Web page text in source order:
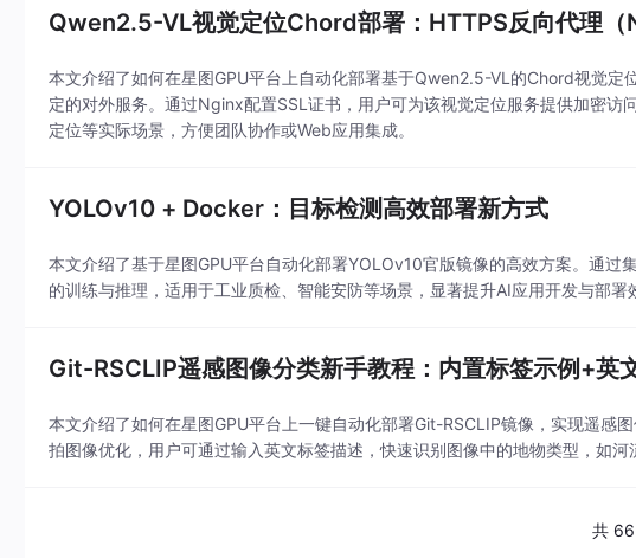
Qwen2.5-VL视觉定位Chord部署：HTTPS反向代理（
本文介绍了如何在星图GPU平台上自动化部署基于Qwen2.5-VL的Chord视觉定
定的对外服务。通过Nginx配置SSL证书，用户可为该视觉定位服务提供加密访
定位等实际场景，方便团队协作或Web应用集成。
YOLOv10 + Docker：目标检测高效部署新方式
本文介绍了基于星图GPU平台自动化部署YOLOv10官版镜像的高效方案。通过
的训练与推理，适用于工业质检、智能安防等场景，显著提升AI应用开发与部署
Git-RSCLIP遥感图像分类新手教程：内置标签示例+英
本文介绍了如何在星图GPU平台上一键自动化部署Git-RSCLIP镜像，实现遥感
拍图像优化，用户可通过输入英文标签描述，快速识别图像中的地物类型，如河
共